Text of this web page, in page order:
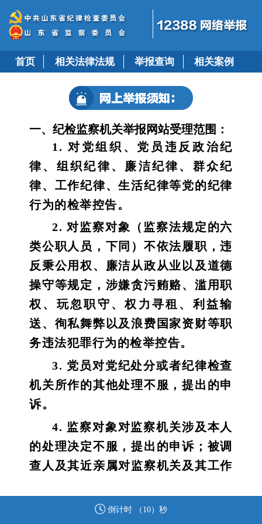
首页 相关法律法规 举报查询 相关案例
一、纪检监察机关举报网站受理范围：
1. 对党组织、党员违反政治纪
律、组织纪律、廉洁纪律、群众纪
律、工作纪律、生活纪律等党的纪律
行为的检举控告。
2. 对监察对象（监察法规定的六
类公职人员，下同）不依法履职，违
反秉公用权、廉洁从政从业以及道德
操守等规定，涉嫌贪污贿赂、滥用职
权、玩忽职守、权力寻租、利益输
送、徇私舞弊以及浪费国家资财等职
务违法犯罪行为的检举控告。
3. 党员对党纪处分或者纪律检查
机关所作的其他处理不服，提出的申
诉。
4. 监察对象对监察机关涉及本人
的处理决定不服，提出的申诉；被调
查人及其近亲属对监察机关及其工作
法权益的行为，提出的申诉。
倒计时 （9）秒